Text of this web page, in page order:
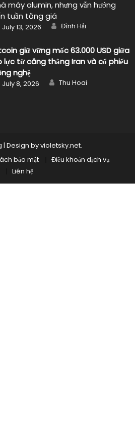
máy alumin, nhưng vẫn hướng
tuần tăng giá
Posted
on
July 13, 2026 Author
Đình Hải
giữ vững mốc 63.000 USD giữa
lực từ căng thẳng Iran và cổ phiếu
nghệ
Posted
on
July 8, 2026 Author
Thu Hoai
| Design byvioletsky.net.
bảo mật
Điều khoản dịch vụ
Liên hệ